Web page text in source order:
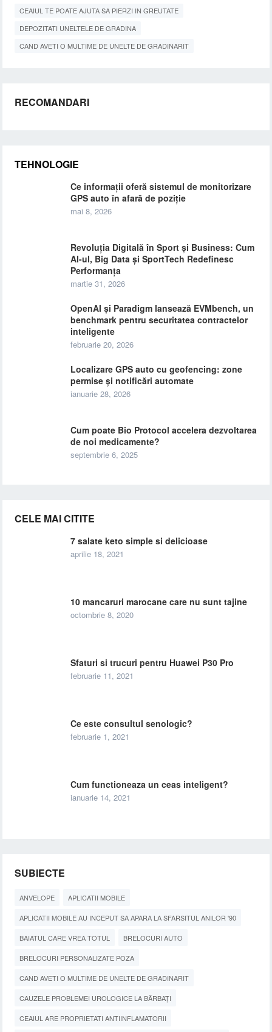
CEAIUL TE POATE AJUTA SA PIERZI IN GREUTATE
DEPOZITATI UNELTELE DE GRADINA
CAND AVETI O MULTIME DE UNELTE DE GRADINARIT
RECOMANDARI
TEHNOLOGIE
Ce informații oferă sistemul de monitorizare
GPS auto în afară de poziție
mai 8, 2026
Revoluția Digitală în Sport și Business: Cum
AI-ul, Big Data și SportTech Redefinesc
Performanța
martie 31, 2026
OpenAI și Paradigm lansează EVMbench, un
benchmark pentru securitatea contractelor
inteligente
februarie 20, 2026
Localizare GPS auto cu geofencing: zone
permise și notificări automate
ianuarie 28, 2026
Cum poate Bio Protocol accelera dezvoltarea
de noi medicamente?
septembrie 6, 2025
CELE MAI CITITE
7 salate keto simple si delicioase
aprilie 18, 2021
10 mancaruri marocane care nu sunt tajine
octombrie 8, 2020
Sfaturi si trucuri pentru Huawei P30 Pro
februarie 11, 2021
Ce este consultul senologic?
februarie 1, 2021
Cum functioneaza un ceas inteligent?
ianuarie 14, 2021
SUBIECTE
ANVELOPE APLICATII MOBILE
APLICATII MOBILE AU INCEPUT SA APARA LA SFARSITUL ANILOR '90
BAIATUL CARE VREA TOTUL BRELOCURI AUTO
BRELOCURI PERSONALIZATE POZA
CAND AVETI O MULTIME DE UNELTE DE GRADINARIT
CAUZELE PROBLEMEI UROLOGICE LA BĂRBAȚI
CEAIUL ARE PROPRIETATI ANTIINFLAMATORII